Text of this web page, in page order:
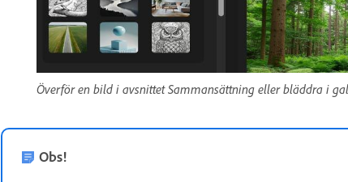
Överför en bild i avsnittet Sammansättning eller bläddra i
Obs!